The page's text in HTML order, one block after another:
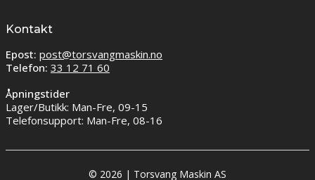
Kontakt
Epost: post@torsvangmaskin.no
Telefon: 33 12 71 60
Åpningstider
Lager/Butikk: Man-Fre, 09-15
Telefonsupport: Man-Fre, 08-16
© 2026 | Torsvang Maskin AS